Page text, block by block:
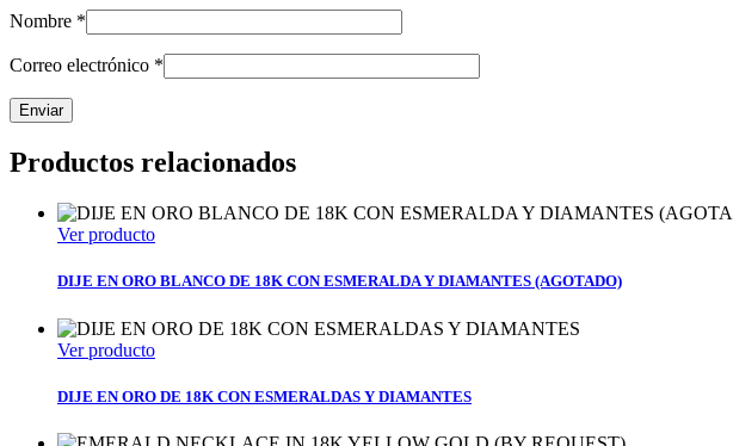
Nombre *
Correo electrónico *
Productos relacionados
Ver producto
DIJE EN ORO BLANCO DE 18K CON ESMERALDA Y DIAMANTES (AGOTADO)
Ver producto
DIJE EN ORO DE 18K CON ESMERALDAS Y DIAMANTES